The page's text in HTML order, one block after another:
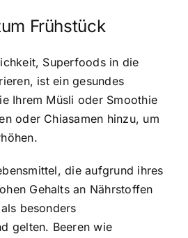
Frühstück
Superfoods in die
ist ein gesundes
Ihrem Müsli oder Smoothie
oder Chiasamen hinzu, um
die aufgrund ihres
Gehalts an Nährstoffen
besonders
gelten. Beeren wie